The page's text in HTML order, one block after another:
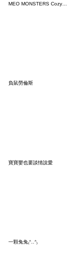
負鼠勞倫斯
寶寶嬰也要談情說愛
一顆兔兔₍ᐢ‥ᐢ₎